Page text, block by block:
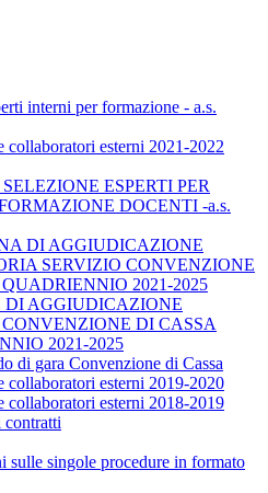
interni per formazione - a.s.
collaboratori esterni 2021-2022
ESPERTI PER
DOCENTI -a.s.
DI AGGIUDICAZIONE
SERVIZIO CONVENZIONE
2021-2025
DI AGGIUDICAZIONE
DI CASSA
2021-2025
di gara Convenzione di Cassa
collaboratori esterni 2019-2020
collaboratori esterni 2018-2019
contratti
sulle singole procedure in formato